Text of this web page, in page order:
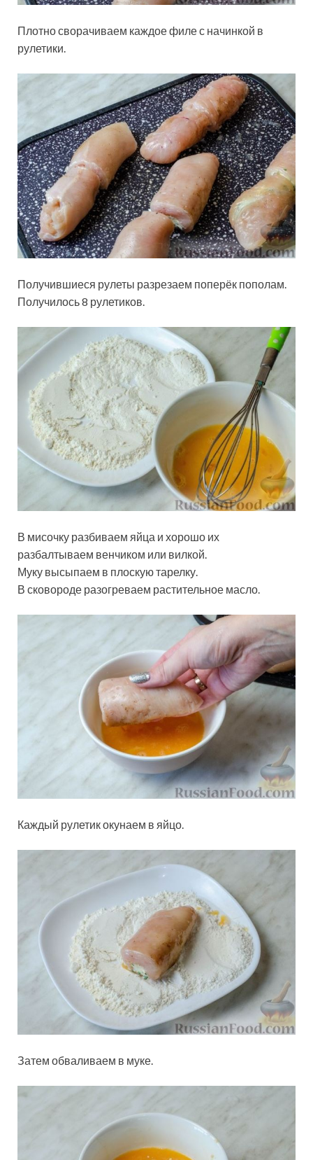
Плотно сворачиваем каждое филе с начинкой в
рулетики.
Получившиеся рулеты разрезаем поперёк пополам.
Получилось 8 рулетиков.
В мисочку разбиваем яйца и хорошо их
разбалтываем венчиком или вилкой.
Муку высыпаем в плоскую тарелку.
В сковороде разогреваем растительное масло.
Каждый рулетик окунаем в яйцо.
Затем обваливаем в муке.